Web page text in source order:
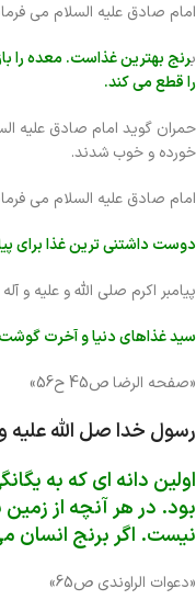
امام صادق علیه السلام می
برنج بهترین غذاست. معده را
را قطع می کند.
حمران گوید امام صادق علیه
خورده و خوب شدند.
امام صادق علیه السلام می
دوست داشتنی ترین غذا برای
پیامبر اکرم صلی الله و علیه و
سید غذاهای دنیا و آخرت
«صفحه الرضا ص45 ح56»
رسول خدا صل الله علیه
اولین دانه ای که به
بود. در هر آنچه از
نیست. اگر برنج انسان
«دعوات الراوندی ص65»